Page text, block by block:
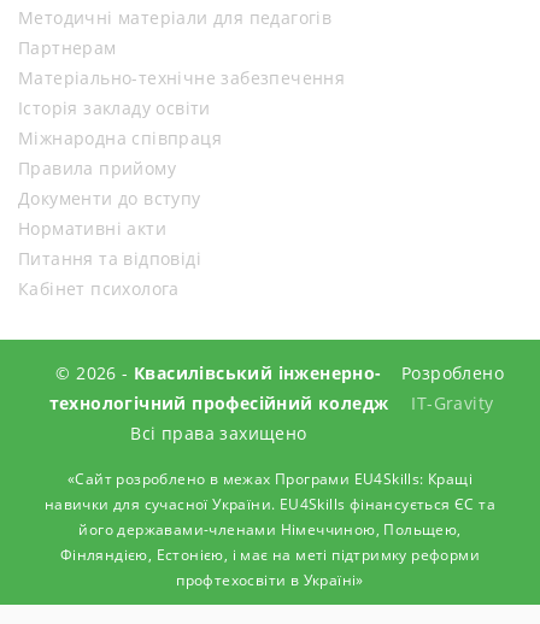
Методичні матеріали для педагогів
Партнерам
Матеріально-технічне забезпечення
Історія закладу освіти
Міжнародна співпраця
Правила прийому
Документи до вступу
Нормативні акти
Питання та відповіді
Кабінет психолога
© 2026 - Квасилівський інженерно-
технологічний професійний коледж
Всі права захищено
Розроблено
IT-Gravity
«Сайт розроблено в межах Програми EU4Skills: Кращі
навички для сучасної України. EU4Skills фінансується ЄС та
його державами-членами Німеччиною, Польщею,
Фінляндією, Естонією, і має на меті підтримку реформи
профтехосвіти в Україні»